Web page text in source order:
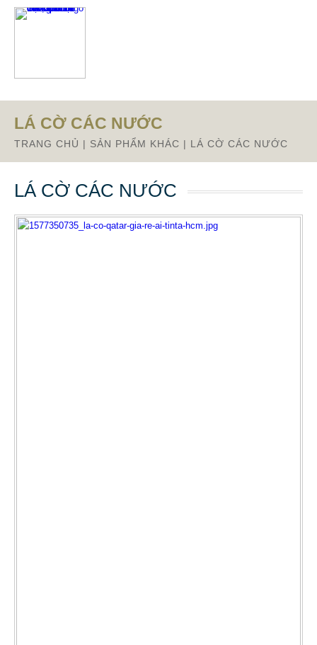
Từ mục này trở xuống là mã nguồn Zalo
LÁ CỜ CÁC NƯỚC
TRANG CHỦ | SẢN PHẨM KHÁC | LÁ CỜ CÁC NƯỚC
LÁ CỜ CÁC NƯỚC